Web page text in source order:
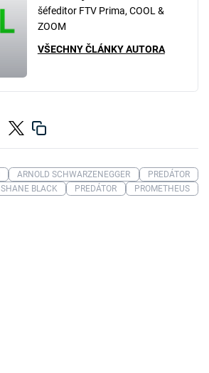
šéfeditor FTV Prima, COOL &
ZOOM
VŠECHNY ČLÁNKY AUTORA
ARNOLD SCHWARZENEGGER
PREDÁTOR
SHANE BLACK PREDÁTOR PROMETHEUS